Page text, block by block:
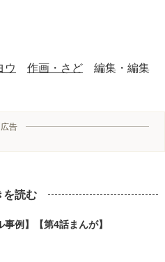
ウ 作画・さど 編集・編集
広告
を読む
事例】【第4話まんが】